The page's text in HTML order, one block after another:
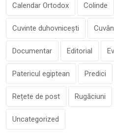
Calendar Ortodox Colinde
Cuvinte duhovnicești
Documentar Editorial
Patericul egiptean Predici
Rețete de post Rugăciuni
Uncategorized